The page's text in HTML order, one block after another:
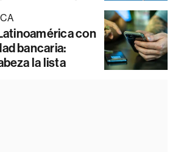
con
bancaria:
la lista